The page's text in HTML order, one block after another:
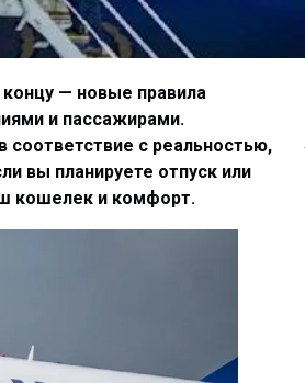
— новые правила
и пассажирами.
соответствие с реальностью,
вы планируете отпуск или
кошелек и комфорт.